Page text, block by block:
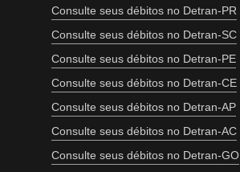
Consulte seus débitos no Detran-PR
Consulte seus débitos no Detran-SC
Consulte seus débitos no Detran-PE
Consulte seus débitos no Detran-CE
Consulte seus débitos no Detran-AP
Consulte seus débitos no Detran-AC
Consulte seus débitos no Detran-GO